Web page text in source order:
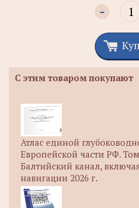
-
С этим товаром покупают
Атлас единой
Европейской части РФ.
Балтийский канал,
навигации 2026 г.